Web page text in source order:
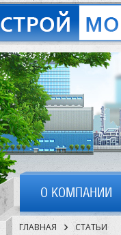
О КОМПАНИИ
ГЛАВНАЯ СТАТЬИ